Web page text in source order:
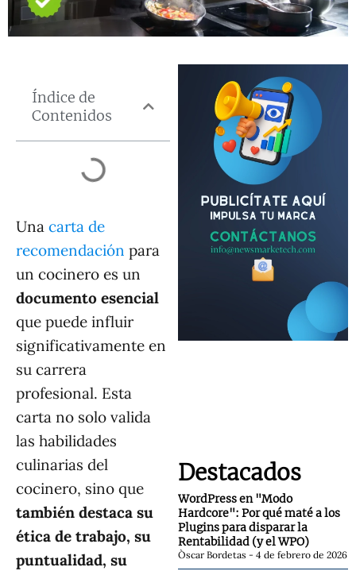
Índice de
Contenidos
Una carta de
recomendación para
un cocinero es un
documento esencial
que puede influir
significativamente en
su carrera
profesional. Esta
carta no solo valida
las habilidades
culinarias del
cocinero, sino que
también destaca su
ética de trabajo, su
puntualidad, su
Destacados
WordPress en "Modo
Hardcore": Por qué maté a los
Plugins para disparar la
Rentabilidad (y el WPO)
Òscar Bordetas 4 de febrero de 2026